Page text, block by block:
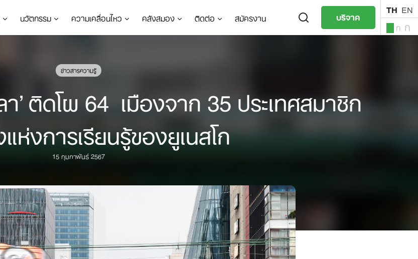
นวัตกรรม ความเคลื่อนไหว คลังสมอง ติดต่อ สมัครงาน บริจาค TH EN
ก ก
ข่าวสารความรู้
’ ติดโผ 64 เมืองจาก 35 ประเทศสมาชิก
ห่งการเรียนรู้ของยูเนสโก
15 กุมภาพันธ์ 2567